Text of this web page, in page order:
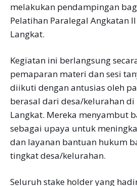
melakukan pendampingan
Pelatihan Paralegal Angkatan
Langkat.
Kegiatan ini berlangsung
pemaparan materi dan sesi
diikuti dengan antusias oleh
berasal dari desa/kelurahan di
Langkat. Mereka menyambut
sebagai upaya untuk
dan layanan bantuan hukum
tingkat desa/kelurahan.
Seluruh stake holder yang